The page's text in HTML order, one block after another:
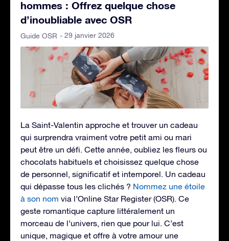
hommes : Offrez quelque chose
d’inoubliable avec OSR
Guide OSR - 29 janvier 2026
La Saint-Valentin approche et trouver un cadeau
qui surprendra vraiment votre petit ami ou mari
peut être un défi. Cette année, oubliez les fleurs ou
chocolats habituels et choisissez quelque chose
de personnel, significatif et intemporel. Un cadeau
qui dépasse tous les clichés ? Nommez une étoile
à son nom via l’Online Star Register (OSR). Ce
geste romantique capture littéralement un
morceau de l’univers, rien que pour lui. C’est
unique, magique et offre à votre amour une